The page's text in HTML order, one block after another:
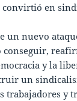
convirtió en
un nuevo
conseguir,
y la
un
trabajadores y